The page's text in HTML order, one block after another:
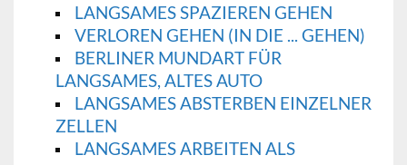
LANGSAMES SPAZIEREN GEHEN
VERLOREN GEHEN (IN DIE ... GEHEN)
BERLINER MUNDART FÜR
LANGSAMES, ALTES AUTO
LANGSAMES ABSTERBEN EINZELNER
ZELLEN
LANGSAMES ARBEITEN ALS